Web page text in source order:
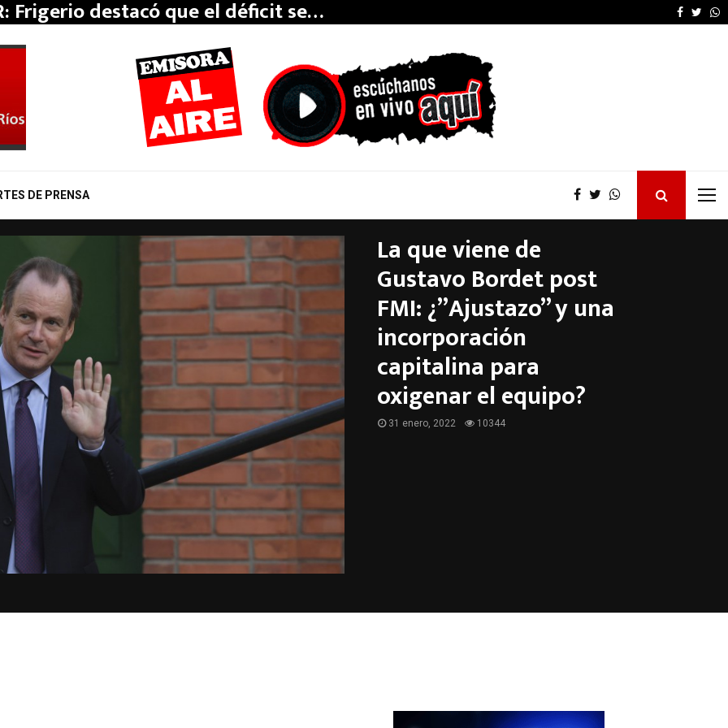
Frigerio destacó que el déficit se… La provincia
DE PRENSA
La que viene de
Gustavo Bordet post
FMI: ¿”Ajustazo” y una
incorporación
capitalina para
oxigenar el equipo?
31 enero, 2022 10344